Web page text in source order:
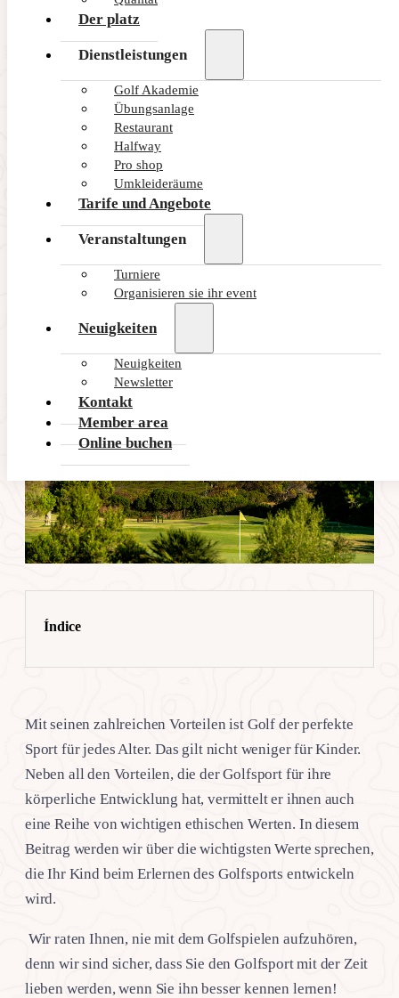
Der platz
Dienstleistungen
Golf Akademie
Übungsanlage
Restaurant
Halfway
Pro shop
Umkleideräume
Tarife und Angebote
Veranstaltungen
Turniere
Organisieren sie ihr event
Neuigkeiten
Neuigkeiten
Newsletter
Kontakt
Member area
Online buchen
Índice
Mit seinen zahlreichen Vorteilen ist Golf der perfekte
Sport für jedes Alter. Das gilt nicht weniger für Kinder.
Neben all den Vorteilen, die der Golfsport für ihre
körperliche Entwicklung hat, vermittelt er ihnen auch
eine Reihe von wichtigen ethischen Werten. In diesem
Beitrag werden wir über die wichtigsten Werte sprechen,
die Ihr Kind beim Erlernen des Golfsports entwickeln
wird.
Wir raten Ihnen, nie mit dem Golfspielen aufzuhören,
denn wir sind sicher, dass Sie den Golfsport mit der Zeit
lieben werden, wenn Sie ihn besser kennen lernen!